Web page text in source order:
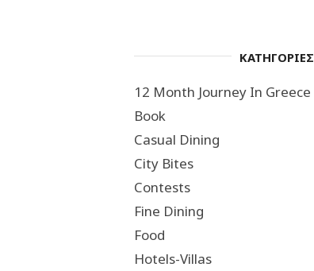
ΚΑΤΗΓΟΡΙΕΣ
12 Month Journey In Greece
Book
Casual Dining
City Bites
Contests
Fine Dining
Food
Hotels-Villas